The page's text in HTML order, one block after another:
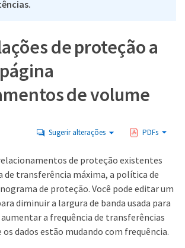
de proteção a
de volume
Sugerir alterações PDFs
de proteção existentes
de transferência máxima, a política de
de proteção. Você pode editar um
diminuir a largura de banda usada para
a frequência de transferências
os dados estão mudando com frequência.